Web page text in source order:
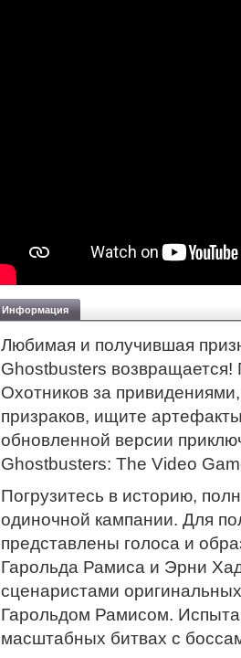
Информация
Любимая и получившая
Ghostbusters
Охотников за
призраков, ищите
обновленной версии
Ghostbusters: The Video
Погрузитесь в историю,
одиночной кампании. Для
представлены голоса и
Гарольда Рамиса и Эрни
сценаристами
Гарольдом Рамисом.
масштабных битвах с